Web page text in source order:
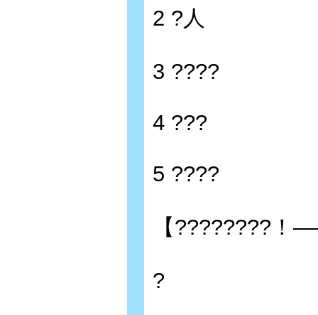
2 ?人
3 ????
4 ???
5 ????
【????????！
?